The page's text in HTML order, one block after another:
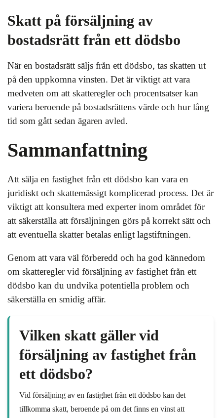
Skatt på försäljning av
bostadsrätt från ett dödsbo
När en bostadsrätt säljs från ett dödsbo, tas skatten ut
på den uppkomna vinsten. Det är viktigt att vara
medveten om att skatteregler och procentsatser kan
variera beroende på bostadsrättens värde och hur lång
tid som gått sedan ägaren avled.
Sammanfattning
Att sälja en fastighet från ett dödsbo kan vara en
juridiskt och skattemässigt komplicerad process. Det är
viktigt att konsultera med experter inom området för
att säkerställa att försäljningen görs på korrekt sätt och
att eventuella skatter betalas enligt lagstiftningen.
Genom att vara väl förberedd och ha god kännedom
om skatteregler vid försäljning av fastighet från ett
dödsbo kan du undvika potentiella problem och
säkerställa en smidig affär.
Vilken skatt gäller vid
försäljning av fastighet från
ett dödsbo?
Vid försäljning av en fastighet från ett dödsbo kan det
tillkomma skatt, beroende på om det finns en vinst att